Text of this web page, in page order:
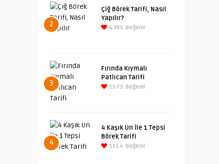
2
Çiğ Börek Tarifi, Nasıl
Yapılır?
4385 Beğeni!
3
Fırında Kıymalı
Patlıcan Tarifi
1573 Beğeni!
4
4 Kaşık Un İle 1 Tepsi
Börek Tarifi
1514 Beğeni!